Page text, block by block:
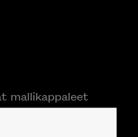
mallikappaleet